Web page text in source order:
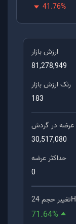
41.76%
ارزش بازار
81,278,949
رنک ارزش بازار
183
عرضه در گردش
30,517,080
حداکثر عرضه
0
تغییر حجم 24H
71.64%